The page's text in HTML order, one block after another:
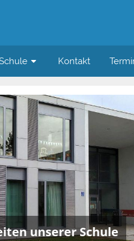
Kontakt
unserer Schule